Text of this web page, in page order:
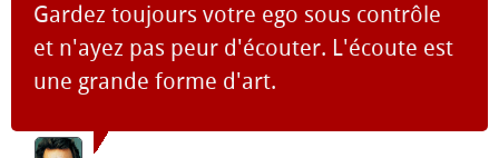
Gardez toujours votre ego sous contrôle
et n'ayez pas peur d'écouter. L'écoute est
une grande forme d'art.